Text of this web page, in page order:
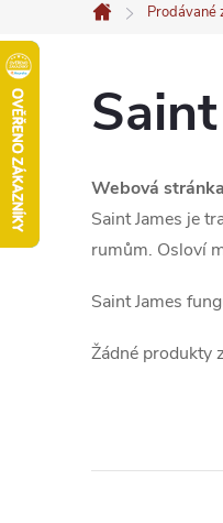
Domů
Prodávané
Webová
Saint James je
rumům. Osloví
Saint James
Žádné produkty